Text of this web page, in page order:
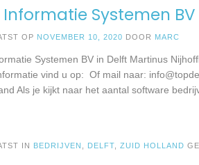
Informatie Systemen
OP NOVEMBER 10, 2020 DOOR MARC
Systemen BV in Delft Martinus
vind u op: Of mail naar:
Als je kijkt naar het aantal software
IN BEDRIJVEN DELFT ,ZUID HOLLAND